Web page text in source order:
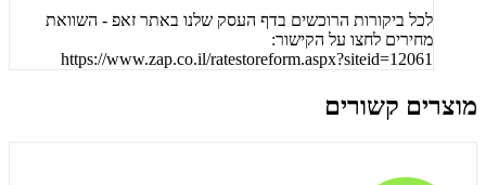
לכל ביקורות הרוכשים בדף העסק שלנו באתר זאפ - השוואת
מחירים לחצו על הקישור:
https://www.zap.co.il/ratestoreform.aspx?siteid=12061
מוצרים קשורים